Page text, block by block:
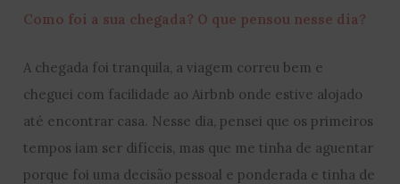
Como foi a sua chegada? O que pensou nesse dia?
A chegada foi tranquila, a viagem correu bem e
cheguei com facilidade ao Airbnb onde estive alojado
até encontrar casa. Nesse dia, pensei que os primeiros
tempos iam ser difíceis, mas que me tinha de aguentar
porque foi uma decisão pessoal e ponderada e tinha de